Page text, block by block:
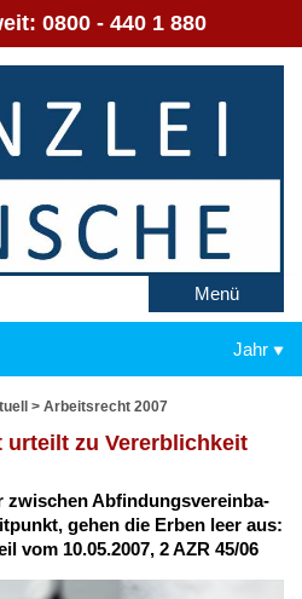
0800 - 440 1 880
Menü
Jahr
> Arbeitsrecht 2007
zu Ver­erb­lich­keit
zwi­schen Ab­fin­dungs­ver­ein­ba­
ge­hen die Er­ben leer aus:
vom 10.05.2007, 2 AZR 45/06